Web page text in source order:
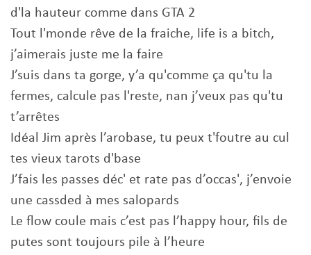
d'la hauteur comme dans GTA 2
Tout l'monde rêve de la fraiche, life is a bitch,
j’aimerais juste me la faire
J’suis dans ta gorge, y’a qu'comme ça qu'tu la
fermes, calcule pas l'reste, nan j’veux pas qu'tu
t’arrêtes
Idéal Jim après l’arobase, tu peux t'foutre au cul
tes vieux tarots d'base
J’fais les passes déc' et rate pas d’occas', j’envoie
une cassded à mes salopards
Le flow coule mais c’est pas l’happy hour, fils de
putes sont toujours pile à l’heure